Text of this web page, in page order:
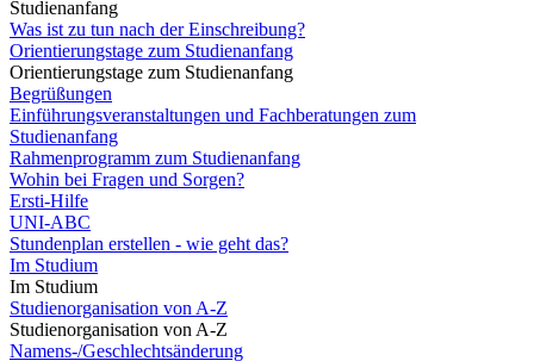
Studienanfang
Was ist zu tun nach der Einschreibung?
Orientierungstage zum Studienanfang
Orientierungstage zum Studienanfang
Begrüßungen
Einführungsveranstaltungen und Fachberatungen zum
Studienanfang
Rahmenprogramm zum Studienanfang
Wohin bei Fragen und Sorgen?
Ersti-Hilfe
UNI-ABC
Stundenplan erstellen - wie geht das?
Im Studium
Im Studium
Studienorganisation von A-Z
Studienorganisation von A-Z
Namens-/Geschlechtsänderung